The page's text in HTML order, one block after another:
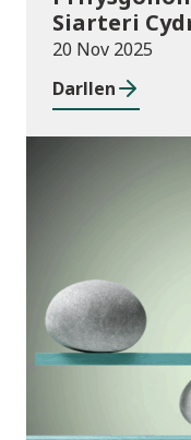
Siarteri
Prifysgolion
mewn
20 Nov 2025
Darllen